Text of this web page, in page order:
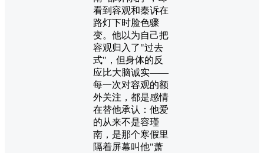
看到容观和秦诉在
路灯下时脸色骤
变。他以为自己把
容观归入了"过去
式"，但身体的反
应比大脑诚实——
每一次对容观的额
外关注，都是感情
在替他承认：他爱
的从来不是容瑾
南，是那个寒假里
隔着屏幕叫他"萧